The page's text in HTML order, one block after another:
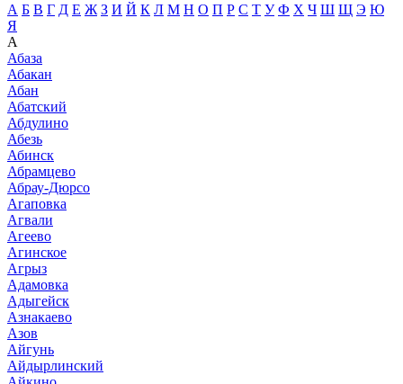
А Б В Г Д Е Ж З И Й К Л М Н О П Р С Т У Ф Х Ч Ш Щ Э Ю
Я
А
Абаза
Абакан
Абан
Абатский
Абдулино
Абезь
Абинск
Абрамцево
Абрау-Дюрсо
Агаповка
Агвали
Агеево
Агинское
Агрыз
Адамовка
Адыгейск
Азнакаево
Азов
Айгунь
Айдырлинский